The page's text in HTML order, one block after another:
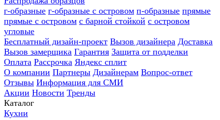
г-образные г-образные с островом п-образные прямые
прямые с островом с барной стойкой с островом
угловые
Бесплатный дизайн-проект Вызов дизайнера Доставка
Вызов замерщика Гарантия Защита от подделки
Оплата Рассрочка Яндекс сплит
О компании Партнеры Дизайнерам Вопрос-ответ
Отзывы Информация для СМИ
Акции Новости Тренды
Каталог
Кухни